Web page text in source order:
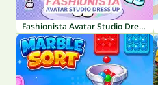
Fashionista Avatar Studio Dress Up